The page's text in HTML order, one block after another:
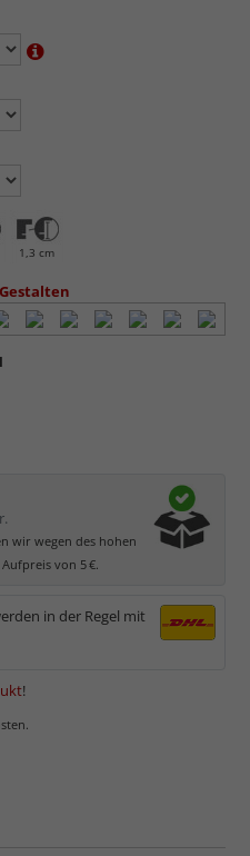
1,3 cm
wir wegen des hohen
von 5 €.
in der Regel mit
!